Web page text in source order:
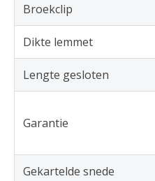
Broekclip
Dikte lemmet
Lengte gesloten
Garantie
Gekartelde snede